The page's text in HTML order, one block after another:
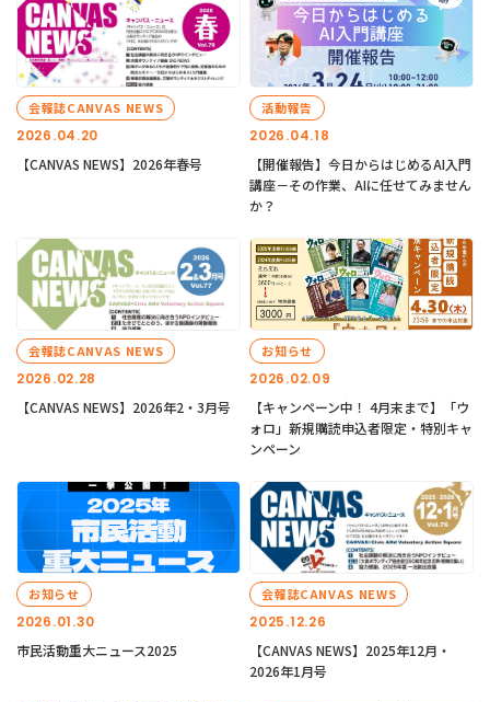
2026.04.20
会報誌CANVAS NEWS
【CANVAS NEWS】2026年春号
2026.04.18
活動報告
【開催報告】今日からはじめるAI入門
講座－その作業、AIに任せてみません
か？
2026.02.28
会報誌CANVAS NEWS
【CANVAS NEWS】2026年2・3月号
2026.02.09
お知らせ
【キャンペーン中！ 4月末まで】「ウ
ォロ」新規購読申込者限定・特別キャ
ンペーン
2026.01.30
お知らせ
市民活動重大ニュース2025
2025.12.26
会報誌CANVAS NEWS
【CANVAS NEWS】2025年12月・
2026年1月号